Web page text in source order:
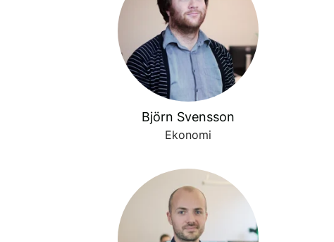
Björn Svensson
Ekonomi